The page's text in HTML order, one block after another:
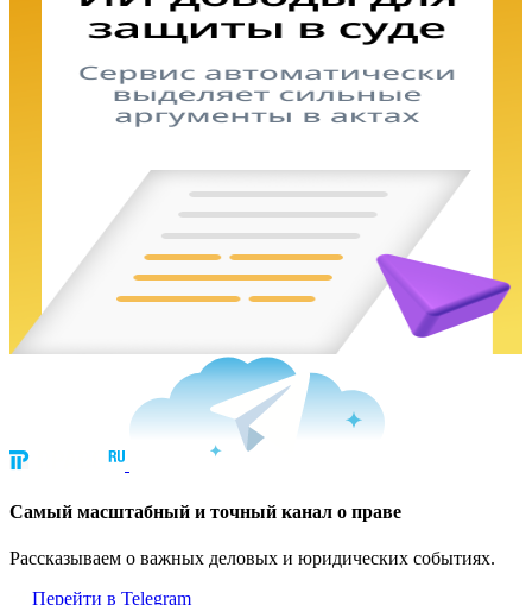
Cамый масштабный и точный канал о праве
Рассказываем о важных деловых и юридических событиях.
Перейти в Telegram